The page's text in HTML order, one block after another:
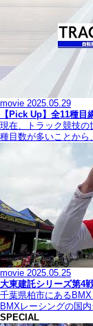
movie 2025.05.29
【Pick Up】全11種
現在、トラック競技の
種目数が多いことか
movie 2025.05.25
大東建託シリーズ第4
千葉県柏市にある
BMXレーシングの国
SPECIAL